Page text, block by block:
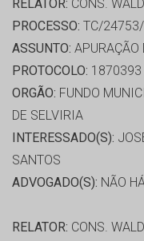
RELATOR: CONS.
PROCESSO: TC/
ASSUNTO: APURAÇÃO
PROTOCOLO: 1870393
ORGÃO: FUNDO
DE SELVIRIA
INTERESSADO(S):
SANTOS
ADVOGADO(S): NÃO
RELATOR: CONS.